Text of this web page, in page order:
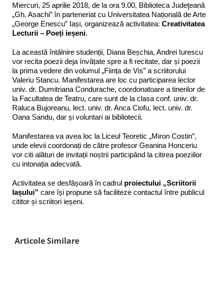
Miercuri, 25 aprilie 2018, de la ora 9.00, Biblioteca Judeţeană
„Gh. Asachi” în parteneriat cu Universitatea Națională de Arte
„George Enescu” Iași, organizează activitatea: Creativitatea
Lecturii – Poeți ieșeni.
La această întâlnire studenții, Diana Beșchia, Andrei Iurescu
vor recita poezii deja învățate spre a fi recitate, dar și poezii
la prima vedere din volumul „Ființa de Vis” a scriitorului
Valeriu Stancu. Manifestarea are loc cu participarea lector
univ. dr. Dumitriana Condurache, coordonatoare a tinerilor de
la Facultatea de Teatru, care sunt de la clasa conf. univ. dr.
Raluca Bujoreanu, lect. univ. dr. Anca Ciofu, lect. univ. dr.
Oana Sandu, dar și voluntari ai bibliotecii.
Manifestarea va avea loc la Liceul Teoretic „Miron Costin”,
unde elevii coordonați de către profesor Geanina Honceriu
vor citi alături de invitații noștrii participând la citirea poeziilor
cu intonația adecvată.
Activitatea se desfășoară în cadrul proiectului „Scriitorii
Iașului” care își propune să faciliteze contactul între publicul
cititor și scriitori ieșeni.
Articole Similare